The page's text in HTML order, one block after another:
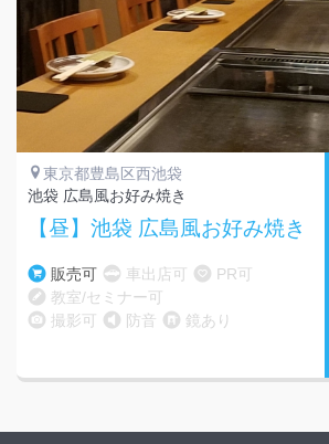
東京都豊島区西池袋
池袋 広島風お好み焼き
【昼】池袋 広島風お好み焼き
販売可 車出店可
PR可
教室/セミナー可
撮影可
防音 鏡あり